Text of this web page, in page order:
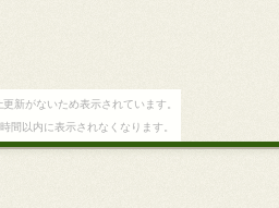
新がないため表示されています。
間以内に表示されなくなります。